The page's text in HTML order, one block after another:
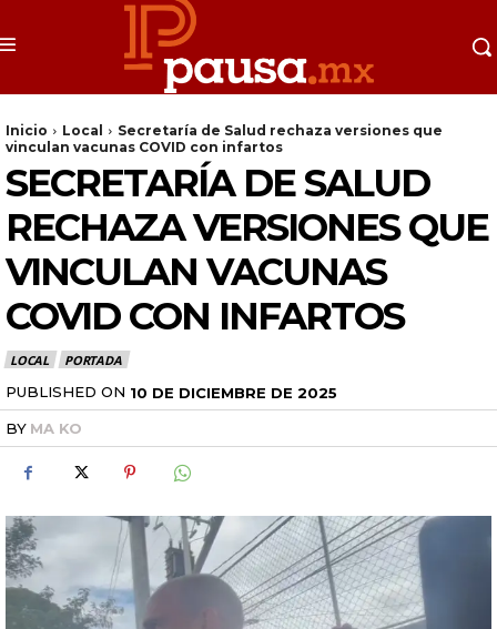
Inicio Local
Secretaría de Salud rechaza versiones que
vinculan vacunas COVID con infartos
SECRETARÍA DE SALUD
RECHAZA VERSIONES QUE
VINCULAN VACUNAS
COVID CON INFARTOS
LOCAL PORTADA
PUBLISHED ON 10 DE DICIEMBRE DE 2025
BY MA KO